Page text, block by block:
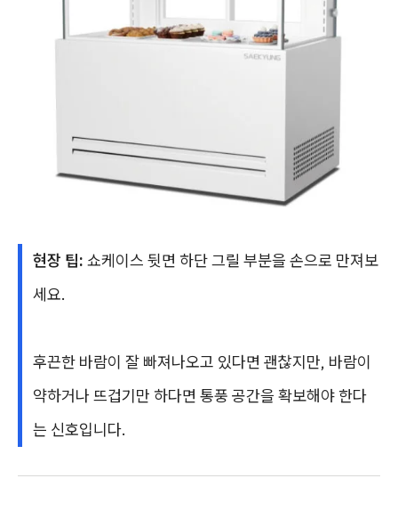
현장 팁: 쇼케이스 뒷면 하단 그릴 부분을 손으로 만져보
세요.
후끈한 바람이 잘 빠져나오고 있다면 괜찮지만, 바람이
약하거나 뜨겁기만 하다면 통풍 공간을 확보해야 한다
는 신호입니다.